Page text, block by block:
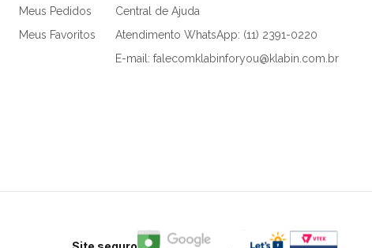
Meus Pedidos
Meus Favoritos
Central de Ajuda
Atendimento WhatsApp: (11) 2391-0220
E-mail: falecomklabinforyou@klabin.com.br